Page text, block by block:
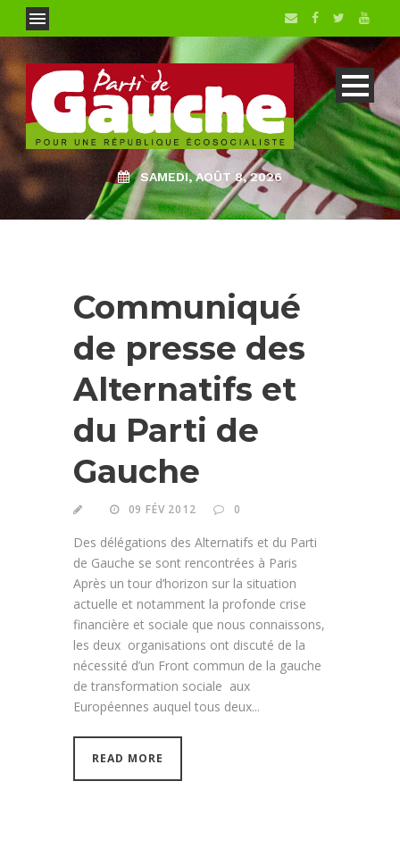
SAMEDI, AOÛT 8, 2026
Communiqué
de presse des
Alternatifs et
du Parti de
Gauche
09 FÉV 2012 0
Des délégations des Alternatifs et du Parti
de Gauche se sont rencontrées à Paris
Après un tour d’horizon sur la situation
actuelle et notamment la profonde crise
financière et sociale que nous connaissons,
les deux organisations ont discuté de la
nécessité d’un Front commun de la gauche
de transformation sociale aux
Européennes auquel tous deux...
READ MORE